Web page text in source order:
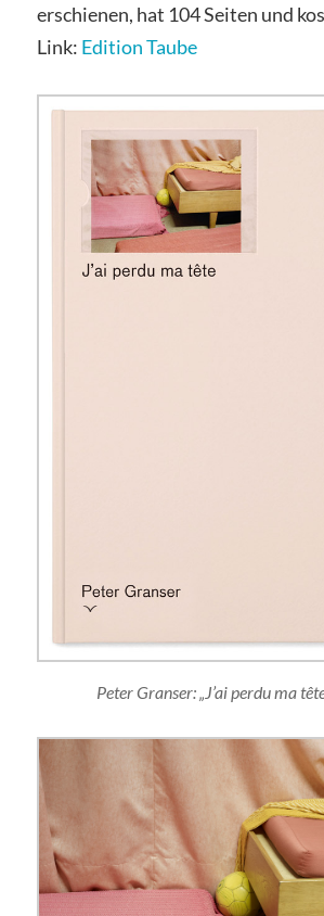
erschienen, hat 104 Seiten und
Link: Edition Taube
Peter Granser: „J’ai perdu ma